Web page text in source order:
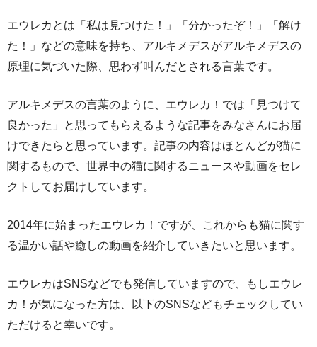
エウレカとは「私は見つけた！」「分かったぞ！」「解け
た！」などの意味を持ち、アルキメデスがアルキメデスの
原理に気づいた際、思わず叫んだとされる言葉です。
アルキメデスの言葉のように、エウレカ！では「見つけて
良かった」と思ってもらえるような記事をみなさんにお届
けできたらと思っています。記事の内容はほとんどが猫に
関するもので、世界中の猫に関するニュースや動画をセレ
クトしてお届けしています。
2014年に始まったエウレカ！ですが、これからも猫に関す
る温かい話や癒しの動画を紹介していきたいと思います。
エウレカはSNSなどでも発信していますので、もしエウレ
カ！が気になった方は、以下のSNSなどもチェックしてい
ただけると幸いです。